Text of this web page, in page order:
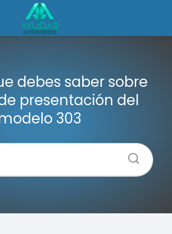
debes saber sobre
presentación del
303